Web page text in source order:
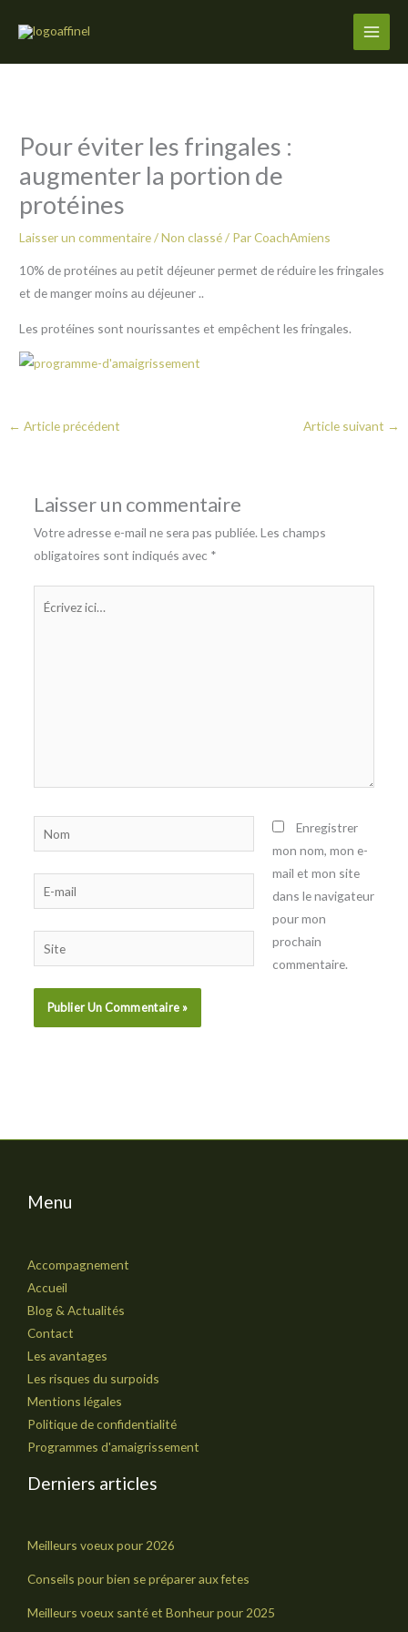
Pour éviter les fringales :
augmenter la portion de
protéines
Laisser un commentaire/Non classé/ ParCoachAmiens
10% de protéines au petit déjeuner permet de réduire les fringales
et de manger moins au déjeuner ..
Les protéines sont nourissantes et empêchent les fringales.
← Article précédent Article suivant →
Laisser un commentaire
Votre adresse e-mail ne sera pas publiée. Les champs
obligatoires sont indiqués avec *
Nom
mail
Site
Enregistrer
mon nom, mon e-
mail et mon site
dans le navigateur
pour mon
prochain
commentaire.
Menu
Accompagnement
Accueil
Blog & Actualités
Contact
Les avantages
Les risques du surpoids
Mentions légales
Politique de confidentialité
Programmes d'amaigrissement
Derniers articles
Meilleurs voeux pour 2026
Conseils pour bien se préparer aux fetes
Meilleurs voeux santé et Bonheur pour 2025